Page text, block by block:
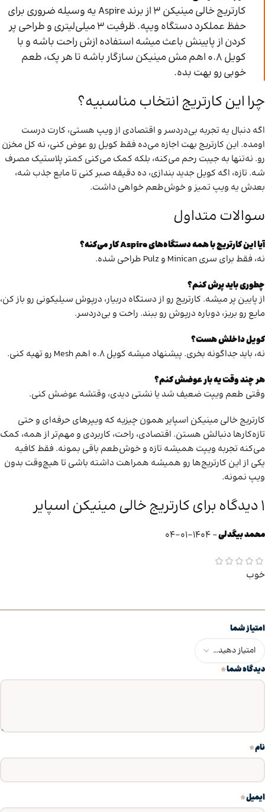
کارتریج خالی مینیکن ۳ از برند Aspire یه وسیله ضروری برای
حفظ عملکرد دستگاه ویپه. ظرفیت ۳ میلی‌لیتری و طراحی پر
کردن از پایینش باعث میشه استفاده ازش راحت باشه و با
کویل ۰.۸ اهم مش مینیکن سازگار باشه تا هر پک، طعم
خوبی رو بهت بده.
چرا این کارتریج انتخاب مناسبیه؟
اگه دنبال یه تجربه بی‌دردسر و اقتصادی از ویپ هستی، کارت درست
اومده. این کارتریج بهت اجازه می‌ده فقط کویل رو عوض کنی، نه کل مخزن
رو. نه‌تنها به جیبت رحم می‌کنه، بلکه کمک می‌کنی کمتر پلاستیک مصرف
شه. تازه، اگه کویل جدید بندازی، ده دقیقه صبر کنی تا مایع جذب شه،
بعدش یه ویپ تمیز و خوش‌طعم خواهی داشت.
سوالات متداول
آیا این کارتریج با همه دستگاه‌های Aspire کار می‌کنه؟
نه، فقط برای سری Minican و Pulz طراحی شده.
چطوری باید پرش کنم؟
از پایین پر میشه. کارتریج رو از دستگاه دربیار، درپوش سیلیکونی رو باز کن،
مایع رو بریز، دوباره درپوش رو ببند. راحت و بی‌دردسر.
کویل داخلش هست؟
نه، باید جداگونه بخری. پیشنهاد میشه کویل ۰.۸ اهم Mesh رو تهیه کنی.
هر چند وقت یه بار عوضش کنم؟
وقتی طعم ویپت ضعیف شد یا نشتی دیدی، وقتشه عوضش کنی.
کارتریج خالی مینیکن اسپایر همون چیزیه که ویپرهای حرفه‌ای و حتی
تازه‌کارها دنبالش هستن. اقتصادی، راحت، کاربردی و مهم‌تر از همه، کمک
می‌کنه تجربه ویپت همیشه تازه و خوش‌طعم باقی بمونه. فقط کافیه
یکی از این کارتریج‌ها رو همیشه همراهت داشته باشی تا هیچ‌وقت بدون
ویپ نمونه.
1 دیدگاه برای کارتریج خالی مینیکن اسپایر
محمد بیگدلی–
1404-01-04
خوب
امتیاز شما
دیدگاه شما*
نام*
ایمیل*